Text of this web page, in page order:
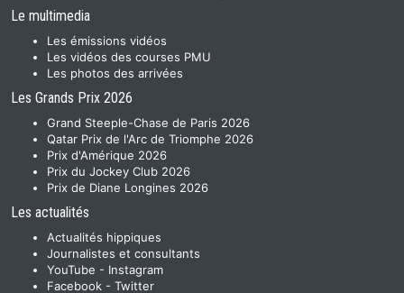
Le multimedia
Les émissions vidéos
Les vidéos des courses PMU
Les photos des arrivées
Les Grands Prix 2026
Grand Steeple-Chase de Paris 2026
Qatar Prix de l'Arc de Triomphe 2026
Prix d'Amérique 2026
Prix du Jockey Club 2026
Prix de Diane Longines 2026
Les actualités
Actualités hippiques
Journalistes et consultants
YouTube - Instagram
Facebook - Twitter